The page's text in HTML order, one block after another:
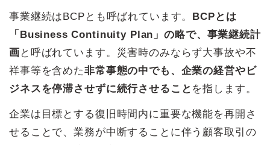
事業継続はBCPとも呼ばれています。 BCPとは
「Business Continuity Plan」の略で、事業継続計
画 と呼ばれています。災害時のみならず大事故や不
祥事等を含めた非常事態の中でも、企業の経営やビ
ジネスを停滞させずに続行させること を指します。
企業は目標とする復旧時間内に重要な機能を再開さ
せることで、業務が中断することに伴う顧客取引の